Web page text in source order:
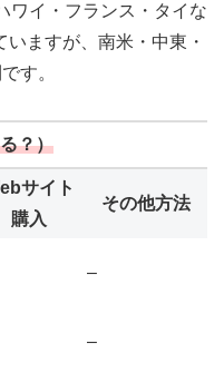
ワイ・フランス・タイな
ますが、南米・中東・
す。
？）
サイト
購入
その他方法
–
–